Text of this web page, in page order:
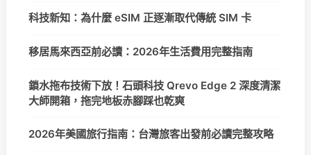
科技新知：為什麼 eSIM 正逐漸取代傳統 SIM 卡
移居馬來西亞前必讀：2026年生活費用完整指南
鎖水拖布技術下放！石頭科技 Qrevo Edge 2 深度清潔
大師開箱，拖完地板赤腳踩也乾爽
2026年美國旅行指南：台灣旅客出發前必讀完整攻略